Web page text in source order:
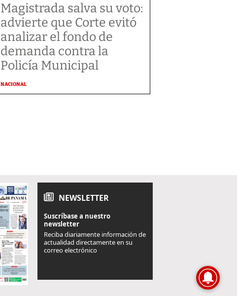
Magistrada salva su voto:
advierte que Corte evitó
analizar el fondo de
demanda contra la
Policía Municipal
NACIONAL
NEWSLETTER
Suscríbase a nuestro
newsletter
Reciba diariamente información de
actualidad directamente en su
correo electrónico